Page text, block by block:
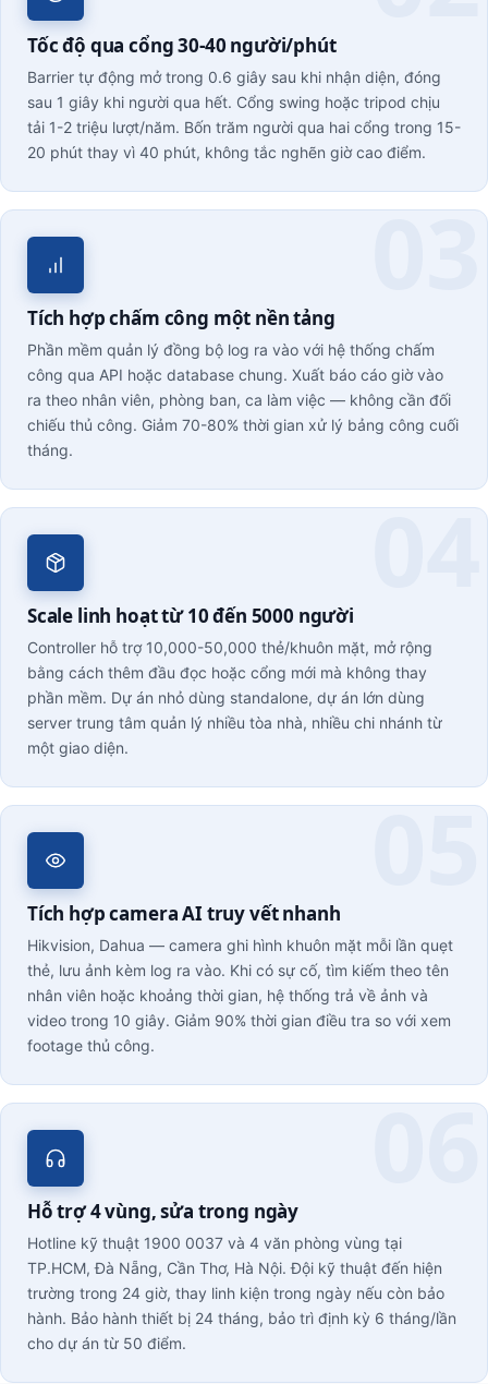
Tốc độ qua cổng 30-40 người/phút
Barrier tự động mở trong 0.6 giây sau khi nhận diện, đóng
sau 1 giây khi người qua hết. Cổng swing hoặc tripod chịu
tải 1-2 triệu lượt/năm. Bốn trăm người qua hai cổng trong 15-
20 phút thay vì 40 phút, không tắc nghẽn giờ cao điểm.
Tích hợp chấm công một nền tảng
Phần mềm quản lý đồng bộ log ra vào với hệ thống chấm
công qua API hoặc database chung. Xuất báo cáo giờ vào
ra theo nhân viên, phòng ban, ca làm việc — không cần đối
chiếu thủ công. Giảm 70-80% thời gian xử lý bảng công cuối
tháng.
Scale linh hoạt từ 10 đến 5000 người
Controller hỗ trợ 10,000-50,000 thẻ/khuôn mặt, mở rộng
bằng cách thêm đầu đọc hoặc cổng mới mà không thay
phần mềm. Dự án nhỏ dùng standalone, dự án lớn dùng
server trung tâm quản lý nhiều tòa nhà, nhiều chi nhánh từ
một giao diện.
Tích hợp camera AI truy vết nhanh
Hikvision, Dahua — camera ghi hình khuôn mặt mỗi lần quẹt
thẻ, lưu ảnh kèm log ra vào. Khi có sự cố, tìm kiếm theo tên
nhân viên hoặc khoảng thời gian, hệ thống trả về ảnh và
video trong 10 giây. Giảm 90% thời gian điều tra so với xem
footage thủ công.
Hỗ trợ 4 vùng, sửa trong ngày
Hotline kỹ thuật 1900 0037 và 4 văn phòng vùng tại
TP.HCM, Đà Nẵng, Cần Thơ, Hà Nội. Đội kỹ thuật đến hiện
trường trong 24 giờ, thay linh kiện trong ngày nếu còn bảo
hành. Bảo hành thiết bị 24 tháng, bảo trì định kỳ 6 tháng/lần
cho dự án từ 50 điểm.